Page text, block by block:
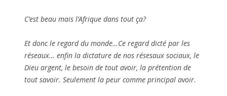
C’est beau mais l’Afrique dans tout ça?
Et donc le regard du monde…Ce regard dicté par les
réseaux… enfin la dictature de nos résesaux sociaux, le
Dieu argent, le besoin de tout avoir, la prétention de
tout savoir. Seulement la peur comme principal avoir.